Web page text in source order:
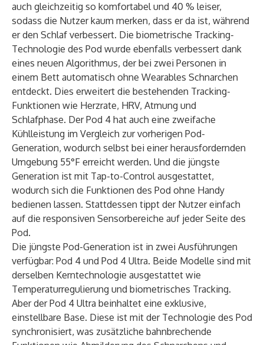
auch gleichzeitig so komfortabel und 40 % leiser,
sodass die Nutzer kaum merken, dass er da ist, während
er den Schlaf verbessert. Die biometrische Tracking-
Technologie des Pod wurde ebenfalls verbessert dank
eines neuen Algorithmus, der bei zwei Personen in
einem Bett automatisch ohne Wearables Schnarchen
entdeckt. Dies erweitert die bestehenden Tracking-
Funktionen wie Herzrate, HRV, Atmung und
Schlafphase. Der Pod 4 hat auch eine zweifache
Kühlleistung im Vergleich zur vorherigen Pod-
Generation, wodurch selbst bei einer herausfordernden
Umgebung 55°F erreicht werden. Und die jüngste
Generation ist mit Tap-to-Control ausgestattet,
wodurch sich die Funktionen des Pod ohne Handy
bedienen lassen. Stattdessen tippt der Nutzer einfach
auf die responsiven Sensorbereiche auf jeder Seite des
Pod.
Die jüngste Pod-Generation ist in zwei Ausführungen
verfügbar: Pod 4 und Pod 4 Ultra. Beide Modelle sind mit
derselben Kerntechnologie ausgestattet wie
Temperaturregulierung und biometrisches Tracking.
Aber der Pod 4 Ultra beinhaltet eine exklusive,
einstellbare Base. Diese ist mit der Technologie des Pod
synchronisiert, was zusätzliche bahnbrechende